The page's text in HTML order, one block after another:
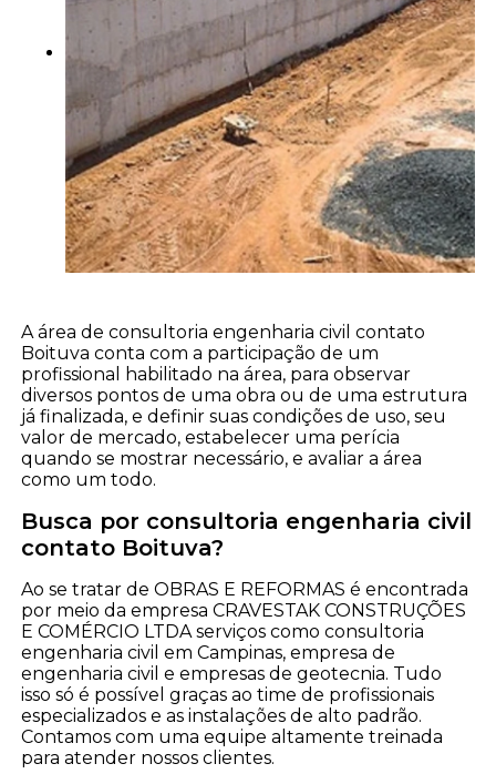
A área de consultoria engenharia civil contato
Boituva conta com a participação de um
profissional habilitado na área, para observar
diversos pontos de uma obra ou de uma estrutura
já finalizada, e definir suas condições de uso, seu
valor de mercado, estabelecer uma perícia
quando se mostrar necessário, e avaliar a área
como um todo.
Busca por consultoria engenharia civil
contato Boituva?
Ao se tratar de OBRAS E REFORMAS é encontrada
por meio da empresa CRAVESTAK CONSTRUÇÕES
E COMÉRCIO LTDA serviços como consultoria
engenharia civil em Campinas, empresa de
engenharia civil e empresas de geotecnia. Tudo
isso só é possível graças ao time de profissionais
especializados e as instalações de alto padrão.
Contamos com uma equipe altamente treinada
para atender nossos clientes.